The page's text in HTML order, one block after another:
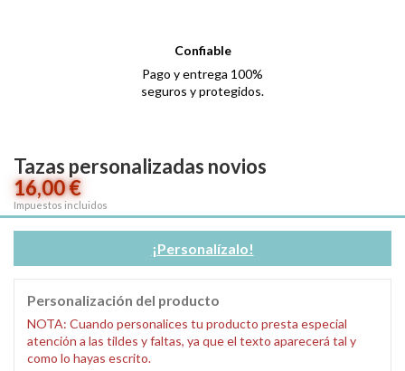
Confiable
Pago y entrega 100%
seguros y protegidos.
Tazas personalizadas novios
16,00 €
Impuestos incluidos
¡Personalízalo!
Personalización del producto
NOTA: Cuando personalices tu producto presta especial
atención a las tildes y faltas, ya que el texto aparecerá tal y
como lo hayas escrito.